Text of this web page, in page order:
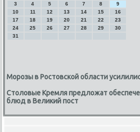
3
4 5 6 7 8
9
10
11 12 13 14 15
16
17
18 19 20 21 22
23
24
25 26 27 28 29
30
31
Морозы в Ростовской области
Столовые Кремля предложат
блюд в Великий пост